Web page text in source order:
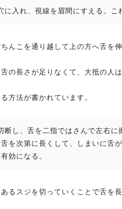
入れ、視線を眉間にすえる。こ
んこを通り越して上の方へ舌を
の長さが足りなくて、大抵の人は
方法が書かれています。
し、舌を二指ではさんで左右に
を次第に長くして、しまいに舌
効になる。
るスジを切っていくことで舌を